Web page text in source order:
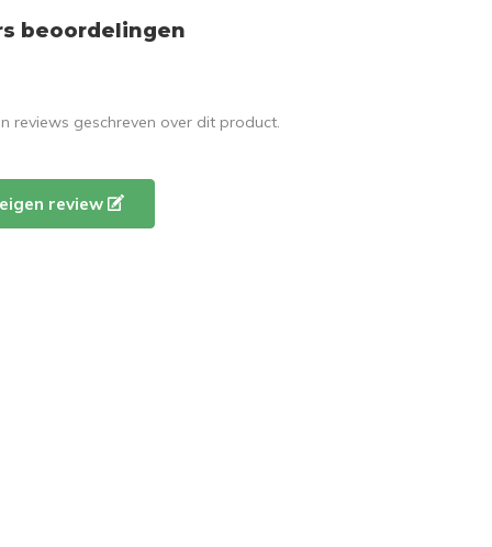
beoordelingen
reviews geschreven over dit product.
review